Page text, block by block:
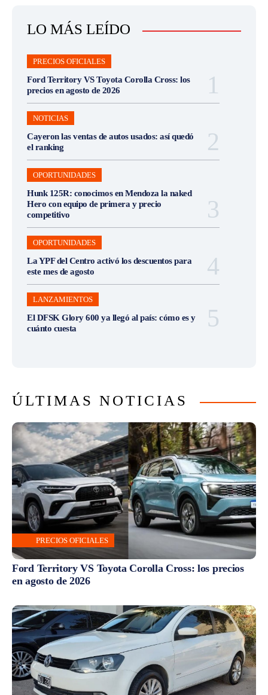
LO MÁS LEÍDO
PRECIOS OFICIALES
Ford Territory VS Toyota Corolla Cross: los
precios en agosto de 2026
NOTICIAS
Cayeron las ventas de autos usados: así quedó
el ranking
OPORTUNIDADES
Hunk 125R: conocimos en Mendoza la naked
Hero con equipo de primera y precio
competitivo
OPORTUNIDADES
La YPF del Centro activó los descuentos para
este mes de agosto
LANZAMIENTOS
El DFSK Glory 600 ya llegó al país: cómo es y
cuánto cuesta
ÚLTIMAS NOTICIAS
PRECIOS OFICIALES
Ford Territory VS Toyota Corolla Cross: los precios
en agosto de 2026